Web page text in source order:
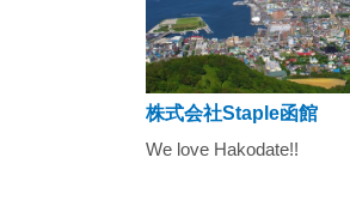
株式会社Staple函館
We love Hakodate!!